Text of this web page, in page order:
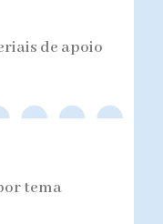
de apoio
tema